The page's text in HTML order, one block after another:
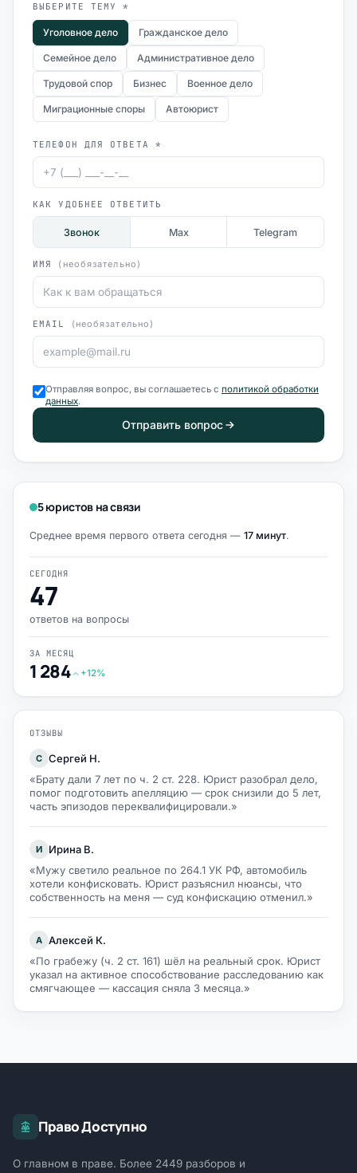
ВЫБЕРИТЕ ТЕМУ *
Уголовное дело Гражданское дело
Семейное дело Административное дело
Трудовой спор Бизнес Военное дело
Миграционные споры Автоюрист
ТЕЛЕФОН ДЛЯ ОТВЕТА *
КАК УДОБНЕЕ ОТВЕТИТЬ
Звонок Max Telegram
ИМЯ (необязательно)
EMAIL (необязательно)
Отправляя вопрос, вы соглашаетесь с политикой обработки
данных.
Отправить вопрос
5 юристов на связи
Среднее время первого ответа сегодня — 17 минут.
СЕГОДНЯ
47
ответов на вопросы
ЗА МЕСЯЦ
1 284 +12%
ОТЗЫВЫ
С Сергей Н.
«Брату дали 7 лет по ч. 2 ст. 228. Юрист разобрал дело,
помог подготовить апелляцию — срок снизили до 5 лет,
часть эпизодов переквалифицировали.»
И
Ирина В.
«Мужу светило реальное по 264.1 УК РФ, автомобиль
хотели конфисковать. Юрист разъяснил нюансы, что
собственность на меня — суд конфискацию отменил.»
А Алексей К.
«По грабежу (ч. 2 ст. 161) шёл на реальный срок. Юрист
указал на активное способствование расследованию как
смягчающее — кассация сняла 3 месяца.»
Право Доступно
О главном в праве. Более 2449 разборов и